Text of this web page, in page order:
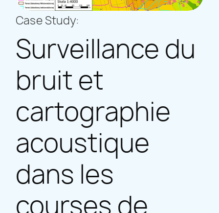
Case Study:
Surveillance du
bruit et
cartographie
acoustique
dans les
courses de